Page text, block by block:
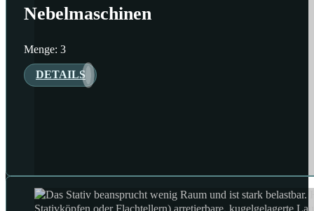
Nebelmaschinen
Menge: 3
DETAILS